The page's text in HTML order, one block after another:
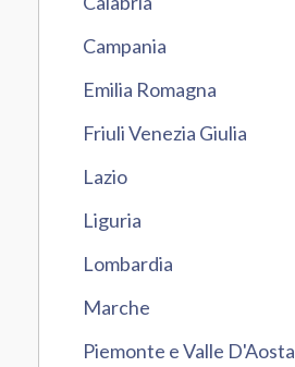
Campania
Emilia Romagna
Friuli Venezia Giulia
Lazio
Liguria
Lombardia
Marche
Piemonte e Valle D'Aosta